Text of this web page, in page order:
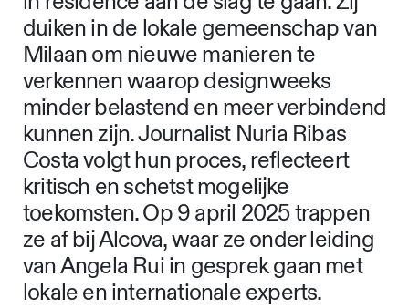
duiken in de lokale gemeenschap van
Milaan om nieuwe manieren te
verkennen waarop designweeks
minder belastend en meer verbindend
kunnen zijn. Journalist Nuria Ribas
Costa volgt hun proces, reflecteert
kritisch en schetst mogelijke
toekomsten. Op 9 april 2025 trappen
ze af bij Alcova, waar ze onder leiding
van Angela Rui in gesprek gaan met
lokale en internationale experts.